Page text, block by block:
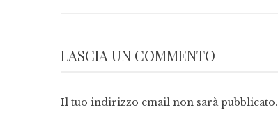
LASCIA UN COMMENTO
Il tuo indirizzo email non sarà pubblicato.